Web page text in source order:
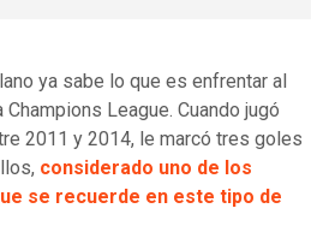
ya sabe lo que es enfrentar al
League. Cuando jugó
2011 y 2014, le marcó tres goles
considerado uno de los
se recuerde en este tipo de